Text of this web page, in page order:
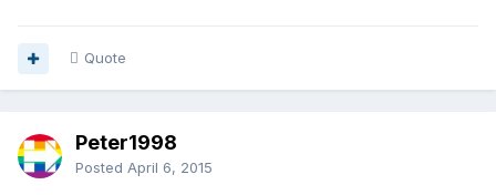
Quote
Peter1998
Posted April 6, 2015